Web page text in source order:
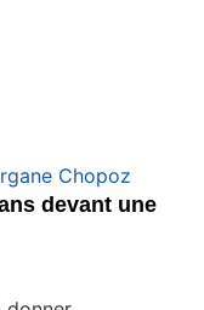
Chopoz
devant une